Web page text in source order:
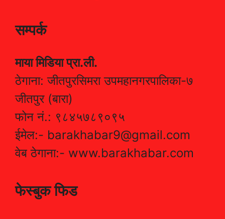
सम्पर्क
माया मिडिया प्रा.ली.
ठेगाना: जीतपुरसिमरा उपमहानगरपालिका-७
जीतपुर (बारा)
फोन नं.: ९८४५७८९०९५
ईमेल:- barakhabar9@gmail.com
वेब ठेगाना:- www.barakhabar.com
फेस्बुक फिड